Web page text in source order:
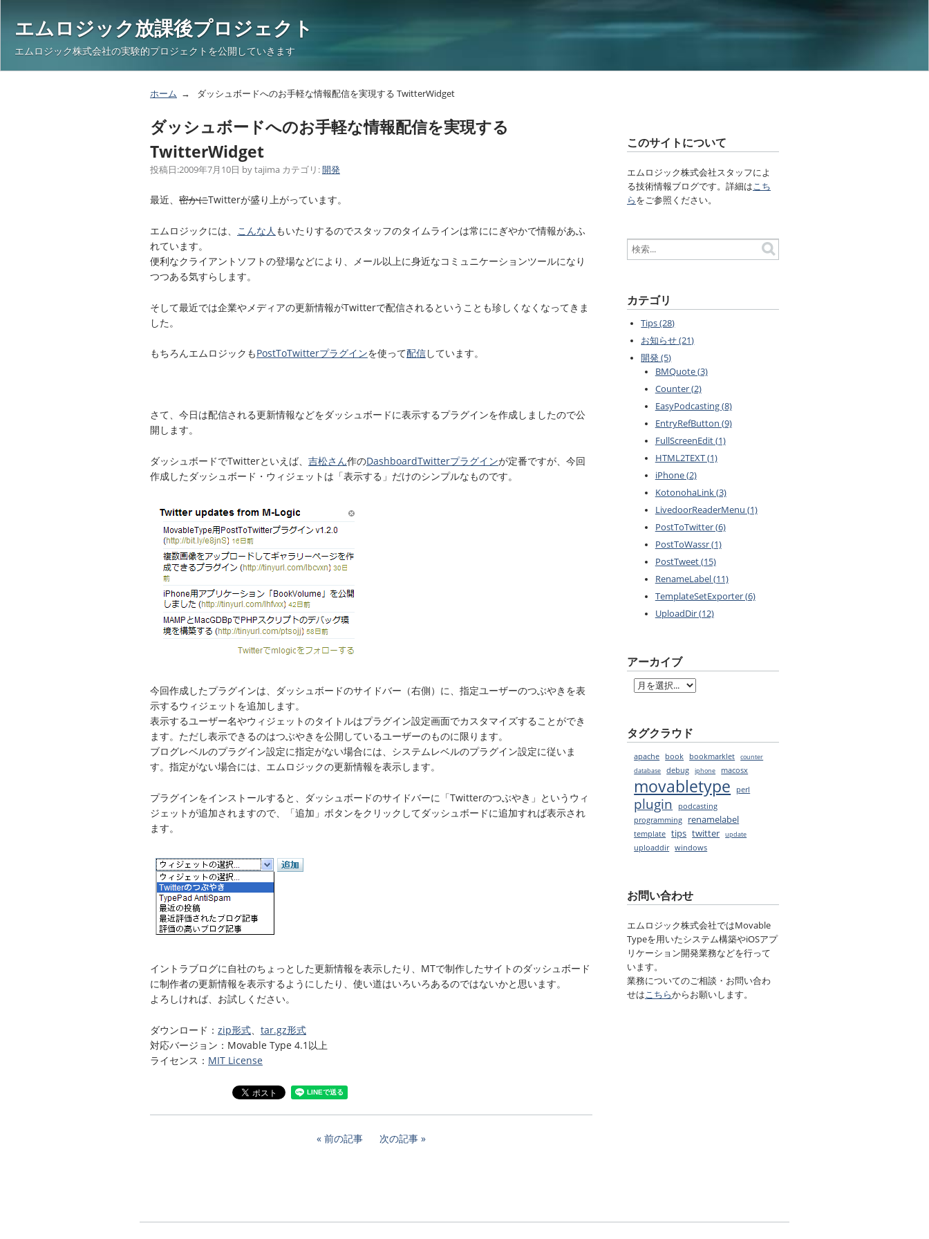
エムロジック放課後プロジェクト
エムロジック株式会社の実験的プロジェクトを公開していきます
ホーム ダッシュボードへのお手軽な情報配信を実現する TwitterWidget
ダッシュボードへのお手軽な情報配信を実現する
TwitterWidget
投稿日:2009年7月10日 bytajima カテゴリ:開発
最近、 密かにTwitterが盛り上がっています。
エムロジックには、 こんな人 もいたりするのでスタッフのタイムラインは常ににぎやかで情報があふ
れています。
便利なクライアントソフトの登場などにより、メール以上に身近なコミュニケーションツールになり
つつある気すらします。
そして最近では企業やメディアの更新情報がTwitterで配信されるということも珍しくなくなってきま
した。
もちろんエムロジックもPostToTwitterプラグインを使って配信しています。
さて、今日は配信される更新情報などをダッシュボードに表示するプラグインを作成しましたので公
開します。
ダッシュボードでTwitterといえば、 吉松さん作のDashboardTwitterプラグインが定番ですが、今回
作成したダッシュボード・ウィジェットは「表示する」だけのシンプルなものです。
今回作成したプラグインは、ダッシュボードのサイドバー（右側）に、指定ユーザーのつぶやきを表
示するウィジェットを追加します。
表示するユーザー名やウィジェットのタイトルはプラグイン設定画面でカスタマイズすることができ
ます。ただし表示できるのはつぶやきを公開しているユーザーのものに限ります。
ブログレベルのプラグイン設定に指定がない場合には、システムレベルのプラグイン設定に従いま
す。指定がない場合には、エムロジックの更新情報を表示します。
プラグインをインストールすると、ダッシュボードのサイドバーに「Twitterのつぶやき」というウィ
ジェットが追加されますので、「追加」ボタンをクリックしてダッシュボードに追加すれば表示され
ます。
イントラブログに自社のちょっとした更新情報を表示したり、MTで制作したサイトのダッシュボード
に制作者の更新情報を表示するようにしたり、使い道はいろいろあるのではないかと思います。
よろしければ、お試しください。
ダウンロード： zip形式、 tar.gz形式
対応バージョン：Movable Type 4.1以上
ライセンス： MIT License
前の記事 次の記事
このサイトについて
エムロジック株式会社スタッフによ
る技術情報ブログです。詳細はこち
らをご参照ください。
カテゴリ
Tips (28)
お知らせ (21)
開発 (5)
BMQuote (3)
Counter (2)
EasyPodcasting (8)
EntryRefButton (9)
FullScreenEdit (1)
HTML2TEXT (1)
iPhone (2)
KotonohaLink (3)
LivedoorReaderMenu (1)
PostToTwitter (6)
PostToWassr (1)
PostTweet (15)
RenameLabel (11)
TemplateSetExporter (6)
UploadDir (12)
アーカイブ
タグクラウド
apache book bookmarklet
counter
database
debug iphone macosx
movabletype perl
plugin podcasting
programming renamelabel
template tips twitter update
uploaddir windows
お問い合わせ
エムロジック株式会社ではMovable
Typeを用いたシステム構築やiOSアプ
リケーション開発業務などを行って
います。
業務についてのご相談・お問い合わ
せはこちらからお願いします。